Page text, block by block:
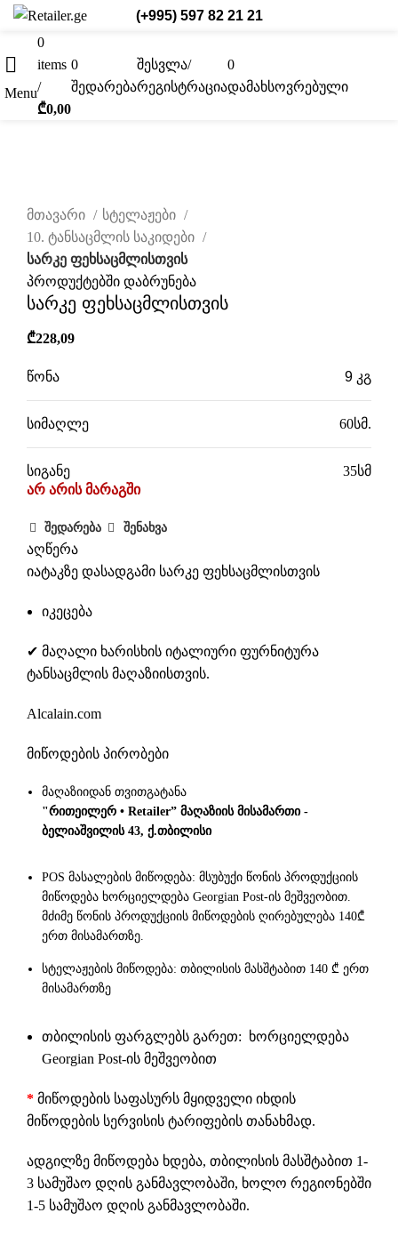
(+995) 597 82 21 21
Menu
0
items
/
₾0,00
0
შედარება
შესვლა/
რეგისტრაცია
0
დამახსოვრებული
მთავარი
სტელაჟები
10. ტანსაცმლის საკიდები
სარკე ფეხსაცმლისთვის
პროდუქტებში დაბრუნება
სარკე ფეხსაცმლისთვის
₾228,09
წონა 9 კგ
სიმაღლე 60სმ.
სიგანე
35სმ
არ არის მარაგში
შედარება შენახვა
აღწერა
იატაკზე დასადგამი სარკე ფეხსაცმლისთვის
იკეცება
✔ მაღალი ხარისხის იტალიური ფურნიტურა
ტანსაცმლის მაღაზიისთვის.
Alcalain.com
მიწოდების პირობები
მაღაზიიდან თვითგატანა
"რითეილერ • Retailer” მაღაზიის მისამართი -
ბელიაშვილის 43, ქ.თბილისი
POS მასალების მიწოდება: მსუბუქი წონის პროდუქციის
მიწოდება ხორციელდება Georgian Post-ის მეშვეობით.
მძიმე წონის პროდუქციის მიწოდების ღირებულება 140₾
ერთ მისამართზე.
სტელაჟების მიწოდება: თბილისის მასშტაბით 140 ₾ ერთ
მისამართზე
თბილისის ფარგლებს გარეთ: ხორციელდება
Georgian Post-ის მეშვეობით
* მიწოდების საფასურს მყიდველი იხდის
მიწოდების სერვისის ტარიფების თანახმად.
ადგილზე მიწოდება ხდება, თბილისის მასშტაბით 1-
3 სამუშაო დღის განმავლობაში, ხოლო რეგიონებში
1-5 სამუშაო დღის განმავლობაში.